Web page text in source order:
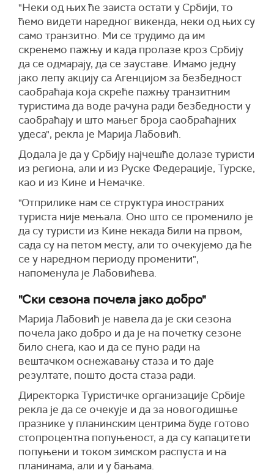
"Неки од њих ће заиста остати у Србији, то
ћемо видети наредног викенда, неки од њих су
само транзитно. Ми се трудимо да им
скренемо пажњу и када пролазе кроз Србију
да се одмарају, да се зауставе. Имамо једну
јако лепу акцију са Агенцијом за безбедност
саобраћаја која скреће пажњу транзитним
туристима да воде рачуна ради безбедности у
саобраћају и што мањег броја саобраћајних
удеса", рекла је Марија Лабовић.
Додала је да у Србију најчешће долазе туристи
из региона, али и из Руске Федерације, Турске,
као и из Кине и Немачке.
"Отприлике нам се структура иностраних
туриста није мењала. Оно што се променило је
да су туристи из Кине некада били на првом,
сада су на петом месту, али то очекујемо да ће
се у наредном периоду променити",
напоменула је Лабовићева.
"Ски сезона почела јако добро"
Марија Лабовић је навела да је ски сезона
почела јако добро и да је на почетку сезоне
било снега, као и да се пуно ради на
вештачком оснежавању стаза и то даје
резултате, пошто доста стаза ради.
Директорка Туристичке организације Србије
рекла је да се очекује и да за новогодишње
празнике у планинским центрима буде готово
стопроцентна попуњеност, а да су капацитети
попуњени и током зимском распуста и на
планинама, али и у бањама.